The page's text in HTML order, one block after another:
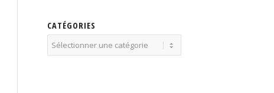
CATÉGORIES
Catégories